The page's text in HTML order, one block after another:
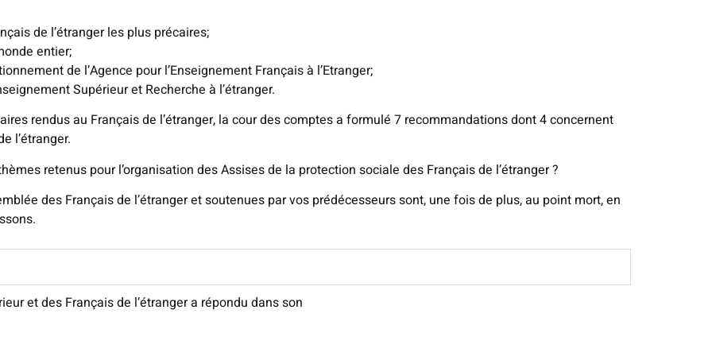
de l’étranger les plus précaires;
entier;
de l’Agence pour l’Enseignement Français à l’Etranger;
Supérieur et Recherche à l’étranger.
rendus au Français de l’étranger, la cour des comptes a formulé 7 recommandations dont 4 concernent
l’étranger.
retenus pour l’organisation des Assises de la protection sociale des Français de l’étranger ?
des Français de l’étranger et soutenues par vos prédécesseurs sont, une fois de plus, au point mort, en
et des Français de l’étranger a répondu dans son